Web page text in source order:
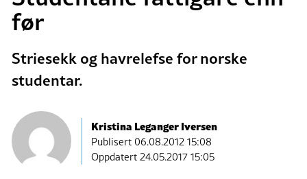
før
Striesekk og havrelefse for norske
studentar.
Kristina Leganger Iversen
Publisert06.08.2012 15:08
Oppdatert 24.05.2017 15:05